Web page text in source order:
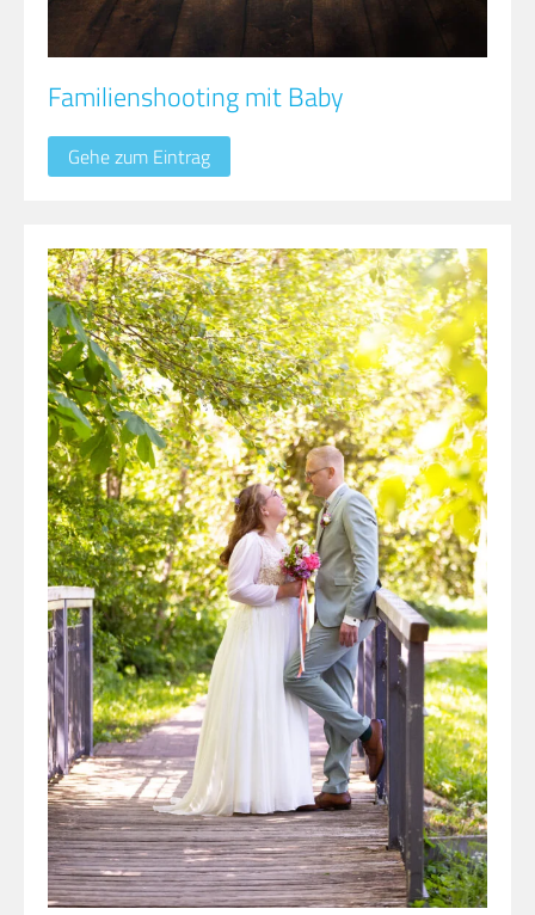
Familienshooting mit Baby
Gehe zum Eintrag